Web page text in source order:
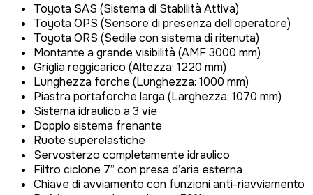
Toyota SAS (Sistema di Stabilità Attiva)
Toyota OPS (Sensore di presenza dell’operatore)
Toyota ORS (Sedile con sistema di ritenuta)
Montante a grande visibilità (AMF 3000 mm)
Griglia reggicarico (Altezza: 1220 mm)
Lunghezza forche (Lunghezza: 1000 mm)
Piastra portaforche larga (Larghezza: 1070 mm)
Sistema idraulico a 3 vie
Doppio sistema frenante
Ruote superelastiche
Servosterzo completamente idraulico
Filtro ciclone 7” con presa d’aria esterna
Chiave di avviamento con funzioni anti-riavviamento